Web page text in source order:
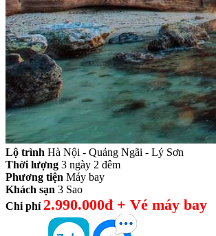
Lộ trình Hà Nội - Quảng Ngãi - Lý Sơn
Thời lượng 3 ngày 2 đêm
Phương tiện Máy bay
Khách sạn 3 Sao
Chi phí 2.990.000đ + Vé máy bay